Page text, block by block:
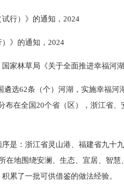
行）》的通知，2024
》的通知，2024
家林草局《关于全面推进幸福河
选62条（个）河湖，实施幸福河
布在全国20个省（区），浙江省
是：浙江省灵山港、福建省九十
地围绕安澜、生态、宜居、智
累了一批可供借鉴的做法经验。